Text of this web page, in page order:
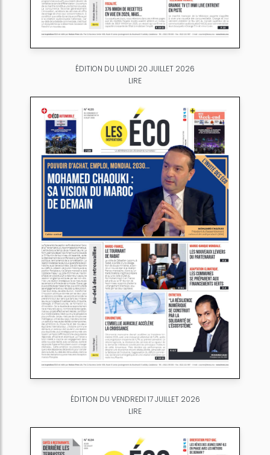
ÉDITION DU LUNDI 20 JUILLET 2026
LIRE
ÉDITION DU VENDREDI 17 JUILLET 2026
LIRE